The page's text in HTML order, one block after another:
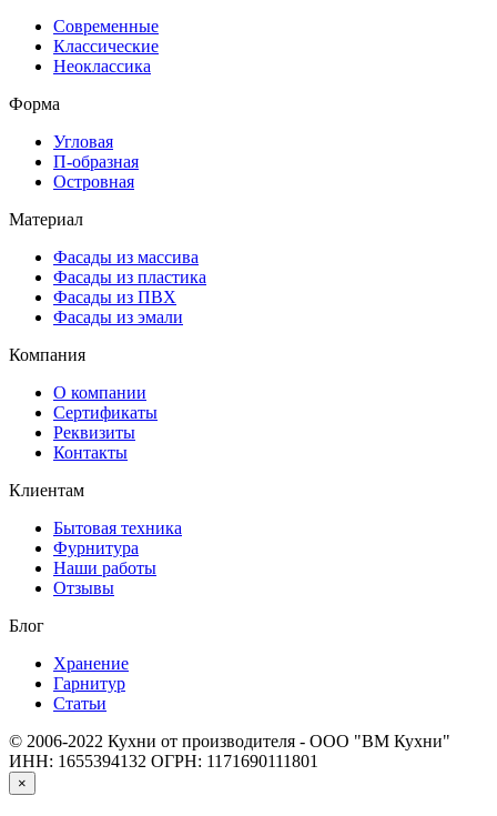
Современные
Классические
Неоклассика
Форма
Угловая
П-образная
Островная
Материал
Фасады из массива
Фасады из пластика
Фасады из ПВХ
Фасады из эмали
Компания
О компании
Сертификаты
Реквизиты
Контакты
Клиентам
Бытовая техника
Фурнитура
Наши работы
Отзывы
Блог
Хранение
Гарнитур
Статьи
© 2006-2022 Кухни от производителя - ООО "ВМ Кухни"
ИНН: 1655394132 ОГРН: 1171690111801
×